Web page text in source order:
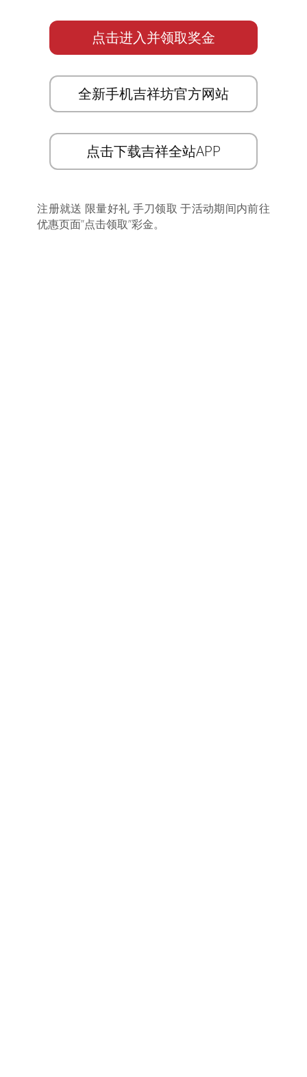
点击进入并领取奖金
全新手机吉祥坊官方网站
点击下载吉祥全站APP
注册就送 限量好礼 手刀领取 于活动期间内前往
优惠页面”点击领取”彩金。